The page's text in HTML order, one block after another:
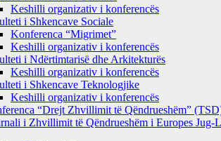
Keshilli organizativ i konferencës
i Shkencave Sociale
Konferenca “Migrimet”
Keshilli organizativ i konferencës
i Ndërtimtarisë dhe Arkitekturës
Keshilli organizativ i konferencës
i Shkencave Teknologjike
Keshilli organizativ i konferencës
“Drejt Zhvillimit të Qëndrueshëm”
i Zhvillimit të Qëndrueshëm i Europes Jug-